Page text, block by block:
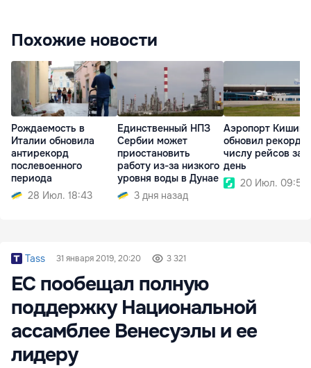
Похожие новости
Рождаемость в
Италии обновила
антирекорд
послевоенного
периода
28 Июл. 18:43
Единственный НПЗ
Сербии может
приостановить
работу из-за низкого
уровня воды в Дунае
3 дня назад
Аэропорт
обновил рекорд
числу рейсов за
день
20 Июл. 09:50
Tass 31 января 2019, 20:20 3 321
ЕС пообещал полную
поддержку Национальной
ассамблее Венесуэлы и ее
лидеру